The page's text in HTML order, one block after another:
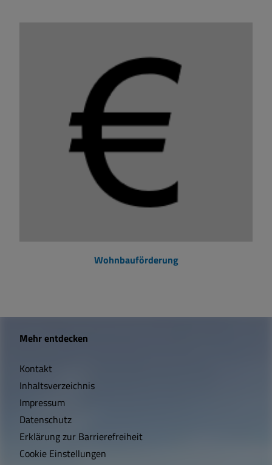
Wohnbauförderung
W
c
h
t
i
Mehr entdecken
Kontakt
Inhaltsverzeichnis
Impressum
Datenschutz
Erklärung zur Barrierefreiheit
Cookie Einstellungen